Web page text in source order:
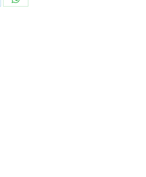
Partager